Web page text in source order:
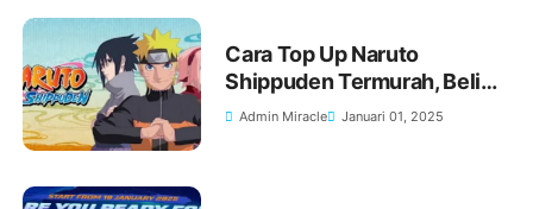
Cara Top Up Naruto
Shippuden Termurah, Beli
Gold Naruto Shippuden
Admin Miracle Januari 01, 2025